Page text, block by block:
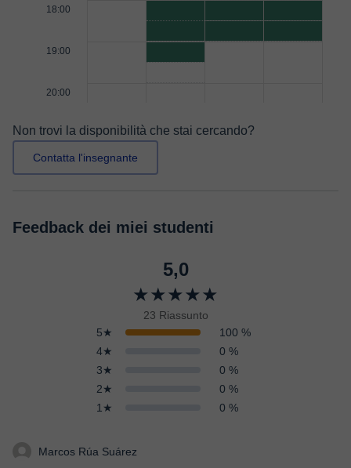
18:00
19:00
20:00
Non trovi la disponibilità che stai cercando?
Contatta l'insegnante
Feedback dei miei studenti
5,0
★★★★★
23 Riassunto
5★
100 %
4★
0 %
3★
0 %
2★
0 %
1★
0 %
Marcos Rúa Suárez